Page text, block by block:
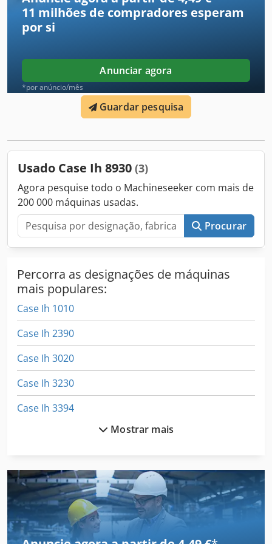
Outros itens eventualmente visíveis nas imagens podem
pertencer a outra oferta. Credpfx Aezabtdsbiof Reservamo-
nos o direito de corrigir possíveis erros. Número de
11 milhões de compradores esperam
por si
Anunciar agora
*por anúncio/mês
Guardar pesquisa
Usado Case Ih 8930 (3)
Agora pesquise todo o Machineseeker com mais de
200 000 máquinas usadas.
Procurar
Percorra as designações de máquinas
mais populares:
Case Ih 1010
Case Ih 2390
Case Ih 3020
Case Ih 3230
Case Ih 3394
Case Ih 4420
Case Ih 5130
Case Ih 5400
Mostrar mais